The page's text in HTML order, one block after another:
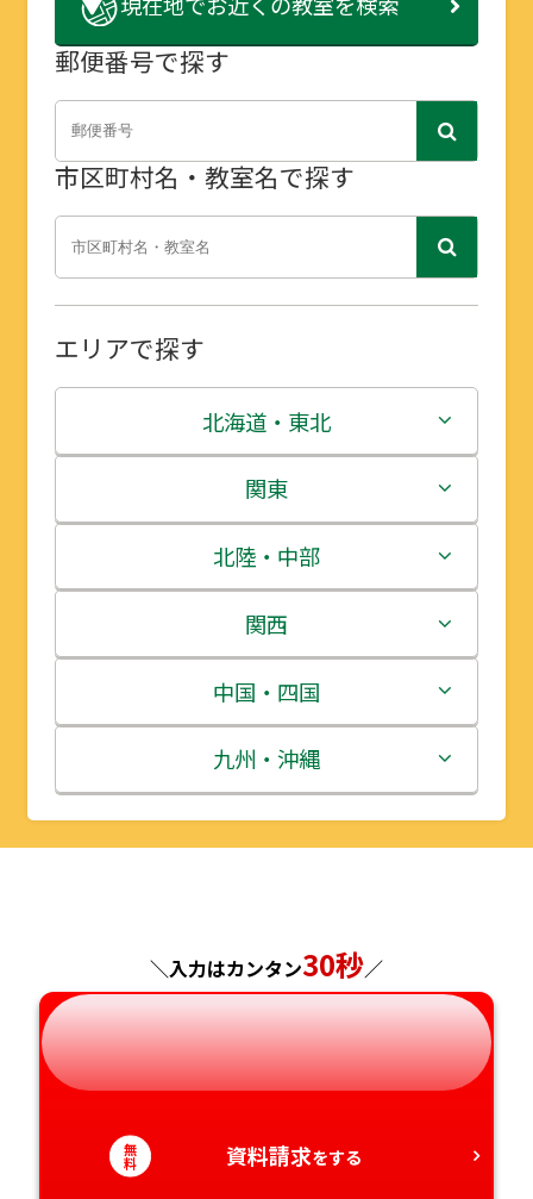
郵便番号で探す
市区町村名・教室名で探す
エリアで探す
北海道・東北
北海道
青森県
岩手県
宮城県
秋田県
山形県
関東
茨城県
栃木県
群馬県
埼玉県
千葉県
神奈川県
北陸・中部
新潟県
富山県
石川県
福井県
長野県
岐阜県
静岡県
愛知県
関西
三重県
滋賀県
京都府
兵庫県
奈良県
和歌山県
中国・四国
鳥取県
島根県
広島県
山口県
徳島県
香川県
九州・沖縄
福岡県
長崎県
熊本県
大分県
宮崎県
＼入力はカンタン30秒／
無
料 資料請求をする